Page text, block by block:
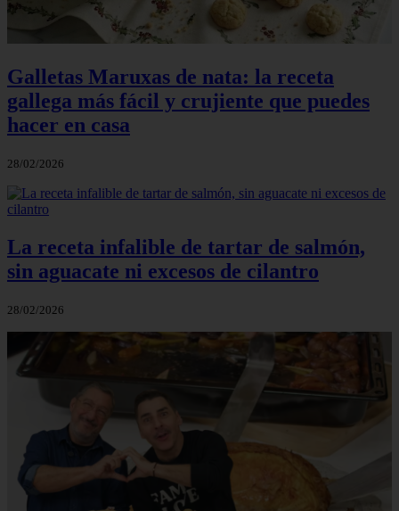
Galletas Maruxas de nata: la receta
gallega más fácil y crujiente que puedes
hacer en casa
28/02/2026
La receta infalible de tartar de salmón,
sin aguacate ni excesos de cilantro
28/02/2026